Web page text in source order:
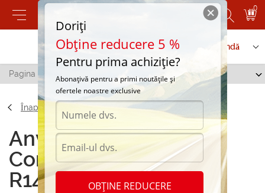
0
Contactați-ne Serviciu de comandă
Pagina principală Cordiant Sport 185/65 R14 86T
Înapoi
Anvelope de vara
Cordiant Sport 185/65
R14 86T
Doriți
Obține reducere 5 %
Pentru prima achiziție?
Abonațivă pentru a primi noutățile și
ofertele noastre exclusive
OBȚINE REDUCERE